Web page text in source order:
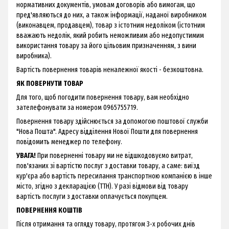
нормативних документів, умовам договорів або вимогам, що
пред'являються до них, а також інформації, наданої виробником
(виконавцем, продавцем), товар з істотним недоліком (істотним
вважають недолік, який робить неможливим або недопустимим
використання товару за його цільовим призначенням, з вини
виробника).
Вартість повернення товарів неналежної якості - безкоштовна.
ЯК ПОВЕРНУТИ ТОВАР
Для того, щоб погодити повернення товару, вам необхідно
зателефонувати за номером 0965755719.
Повернення товару здійснюється за допомогою поштової служби
"Нова Пошта". Адресу відділення Нової Пошти для повернення
повідомить менеджер по телефону.
УВАГА!При поверненні товару ми не відшкодовуємо витрат,
пов'язаних зі вартістю послуг з доставки товару, а саме: виїзд
кур'єра або вартість пересилання транспортною компанією в інше
місто, згідно з декларацією (ТТН). У разі відмови від товару
вартість послуги з доставки оплачується покупцем.
ПОВЕРНЕННЯ КОШТІВ
Після отримання та огляду товару, протягом 3-х робочих днів